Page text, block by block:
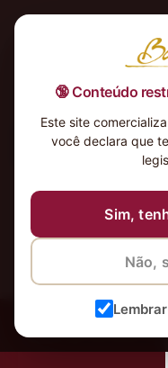
🔞 Conteúdo
Este site
você declara que
Sim,
Não,
Nenhum produto foi
Mais de 80.000